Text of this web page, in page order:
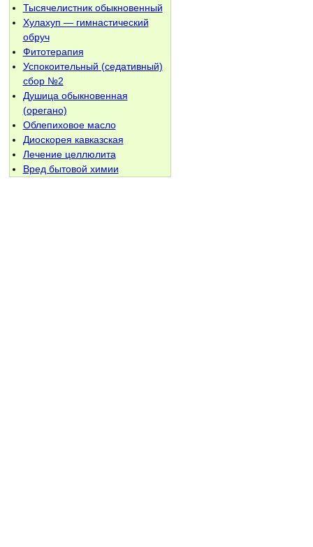
Тысячелистник обыкновенный
Хулахуп — гимнастический
обруч
Фитотерапия
Успокоительный (седативный)
сбор №2
Душица обыкновенная
(орегано)
Облепиховое масло
Диоскорея кавказская
Лечение целлюлита
Вред бытовой химии